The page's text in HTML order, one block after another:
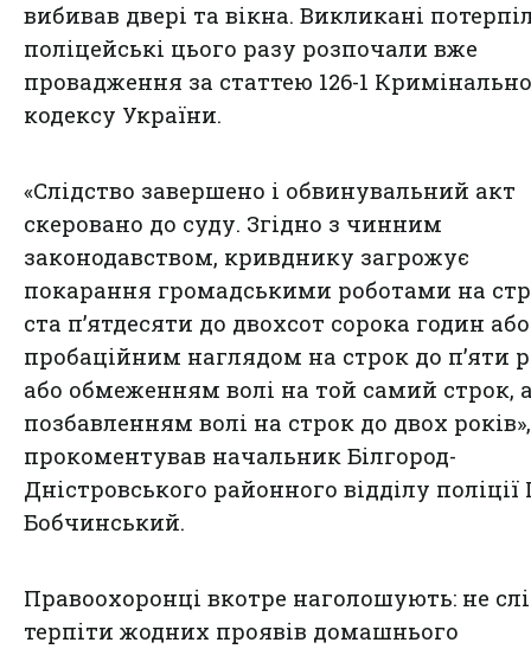
вибивав двері та вікна. Викликані
поліцейські цього разу розпочали вже
провадження за статтею 126-1
кодексу України.
«Слідство завершено і обвинувальний акт
скеровано до суду. Згідно з чинним
законодавством, кривднику загрожує
покарання громадськими роботами на
ста п’ятдесяти до двохсот сорока годин або
пробаційним наглядом на строк до п’яти
або обмеженням волі на той самий строк,
позбавленням волі на строк до двох
прокоментував начальник Білгород-
Дністровського районного відділу
Бобчинський.
Правоохоронці вкотре наголошують: не
терпіти жодних проявів домашнього